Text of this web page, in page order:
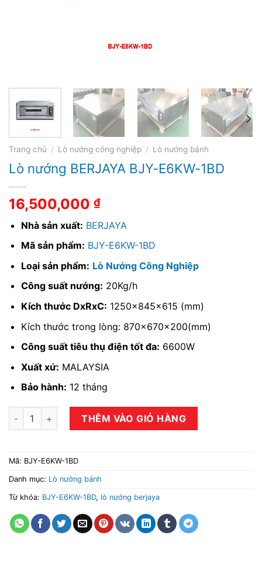
Trang chủ / Lò nướng công nghiệp / Lò nướng bánh
Lò nướng BERJAYA BJY-E6KW-1BD
16,500,000 ₫
Nhà sản xuất: BERJAYA
Mã sản phẩm: BJY-E6KW-1BD
Loại sản phẩm: Lò Nướng Công Nghiệp
Công suất nướng: 20Kg/h
Kích thước DxRxC: 1250x845x615 (mm)
Kích thước trong lòng: 870x670x200(mm)
Công suất tiêu thụ điện tốt đa: 6600W
Xuất xứ: MALAYSIA
Bảo hành: 12 tháng
Lò nướng BERJAYA BJY-E6KW-1BD số lượng
THÊM VÀO GIỎ HÀNG
Mã: BJY-E6KW-1BD
Danh mục: Lò nướng bánh
Từ khóa: BJY-E6KW-1BD, lò nướng berjaya